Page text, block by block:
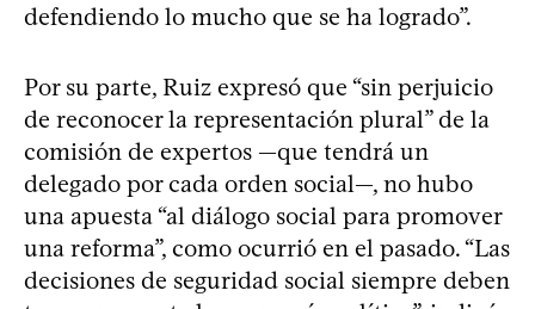
defendiendo lo mucho que se ha logrado”.
Por su parte, Ruiz expresó que “sin perjuicio
de reconocer la representación plural” de la
comisión de expertos —que tendrá un
delegado por cada orden social—, no hubo
una apuesta “al diálogo social para promover
una reforma”, como ocurrió en el pasado. “Las
decisiones de seguridad social siempre deben